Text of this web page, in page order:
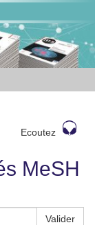
Ecoutez
MeSH
Valider